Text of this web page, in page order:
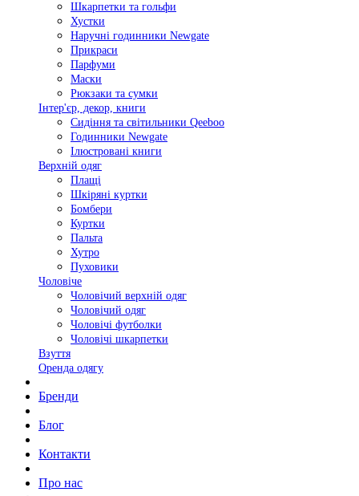
Шкарпетки та гольфи
Хустки
Наручні годинники Newgate
Прикраси
Парфуми
Маски
Рюкзаки та сумки
Інтер'єр, декор, книги
Сидіння та світильники Qeeboo
Годинники Newgate
Ілюстровані книги
Верхній одяг
Плащі
Шкіряні куртки
Бомбери
Куртки
Пальта
Хутро
Пуховики
Чоловіче
Чоловічий верхній одяг
Чоловічий одяг
Чоловічі футболки
Чоловічі шкарпетки
Взуття
Оренда одягу
Бренди
Блог
Контакти
Про нас